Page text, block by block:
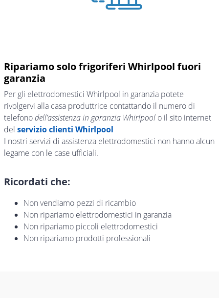
Ripariamo solo frigoriferi Whirlpool fuori
garanzia
Per gli elettrodomestici Whirlpool in garanzia potete
rivolgervi alla casa produttrice contattando il numero di
telefonodell’assistenza in garanzia Whirlpool o il sito internet
del servizio clienti Whirlpool
I nostri servizi di assistenza elettrodomestici non hanno alcun
legame con le case ufficiali.
Ricordati che:
Non vendiamo pezzi di ricambio
Non ripariamo elettrodomestici in garanzia
Non ripariamo piccoli elettrodomestici
Non ripariamo prodotti professionali